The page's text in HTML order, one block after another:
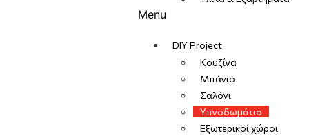
Menu
DIY Project
Κουζίνα
Μπάνιο
Σαλόνι
Υπνοδωμάτιο
Εξωτερικοί χώροι